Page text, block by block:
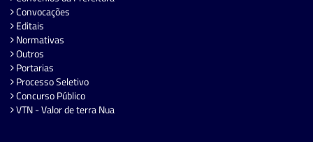
Convocações
Editais
Normativas
Outros
Portarias
Processo Seletivo
Concurso Público
VTN - Valor de terra Nua